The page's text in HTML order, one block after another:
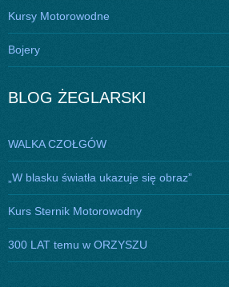
Kursy Motorowodne
Bojery
BLOG ŻEGLARSKI
WALKA CZOŁGÓW
„W blasku światła ukazuje się obraz”
Kurs Sternik Motorowodny
300 LAT temu w ORZYSZU